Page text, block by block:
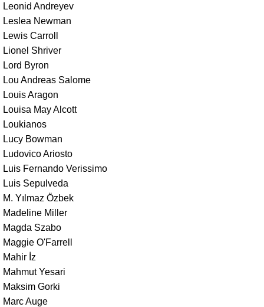
Leonid Andreyev
Leslea Newman
Lewis Carroll
Lionel Shriver
Lord Byron
Lou Andreas Salome
Louis Aragon
Louisa May Alcott
Loukianos
Lucy Bowman
Ludovico Ariosto
Luis Fernando Verissimo
Luis Sepulveda
M. Yılmaz Özbek
Madeline Miller
Magda Szabo
Maggie O'Farrell
Mahir İz
Mahmut Yesari
Maksim Gorki
Marc Auge